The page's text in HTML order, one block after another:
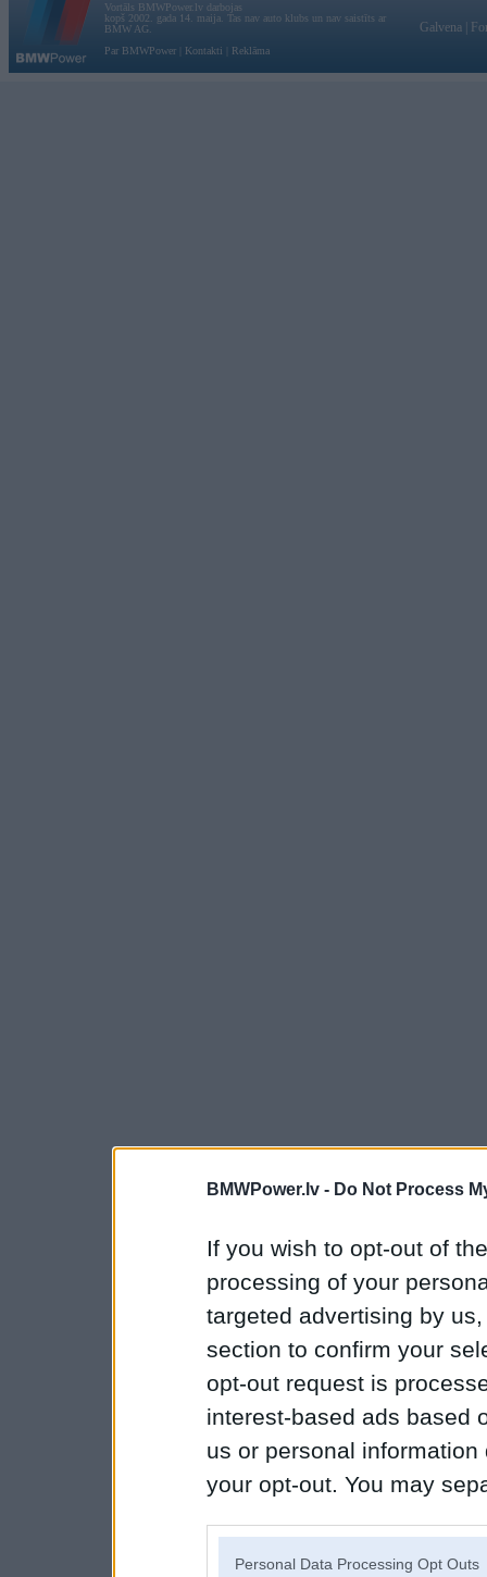
BMWPower.lv - Do Not Process
If you wish to opt-out of
processing of your
targeted advertising by
section to confirm your
opt-out request is
interest-based ads based
us or personal
your opt-out. You may
Personal Data Processing Opt Outs
Vortāls BMWPower.lv darbojas
kopš 2002. gada 14. maija. Tas nav auto klubs un nav saistīts ar
BMW AG.
Par BMWPower
Kontakti Reklāma
Galvena